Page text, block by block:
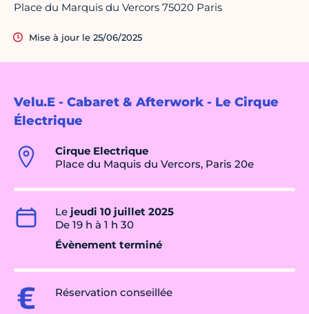
Velu.E - Cabaret & Afterwork - Le Cirque
Électrique
Cirque Electrique
Place du Maquis du Vercors, Paris 20e
Le jeudi 10 juillet 2025
De 19 h à 1 h 30
Évènement terminé
Réservation conseillée
Place du Marquis du Vercors 75020 Paris
Mise à jour le 25/06/2025